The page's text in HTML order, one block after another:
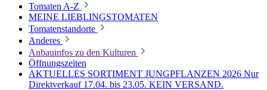
Tomaten A-Z
MEINE LIEBLINGSTOMATEN
Tomatenstandorte
Anderes
Anbauinfos zu den Kulturen
Öffnungszeiten
AKTUELLES SORTIMENT JUNGPFLANZEN 2026 Nur
Direktverkauf 17.04. bis 23.05. KEIN VERSAND.